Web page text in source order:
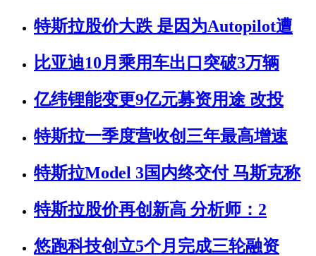
特斯拉股价大跌 是因为Autopilot遭
比亚迪10月乘用车出口突破3万辆
亿纬锂能变更9亿元募资用途 改投
特斯拉一季度营收创三年最高增速
特斯拉Model 3国内终交付 马斯克称
特斯拉股价再创新高 分析师：2
悠跑科技创立5个月完成三轮融资